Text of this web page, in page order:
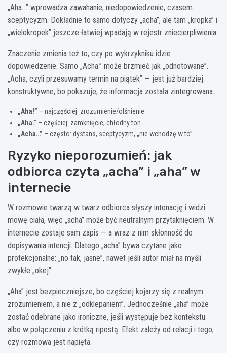
„Aha…” wprowadza zawahanie, niedopowiedzenie, czasem
sceptycyzm. Dokładnie to samo dotyczy „acha”, ale tam „kropka” i
„wielokropek” jeszcze łatwiej wpadają w rejestr zniecierpliwienia.
Znaczenie zmienia też to, czy po wykrzykniku idzie
dopowiedzenie. Samo „Acha.” może brzmieć jak „odnotowane”.
„Acha, czyli przesuwamy termin na piątek” — jest już bardziej
konstruktywne, bo pokazuje, że informacja została zintegrowana.
„Aha!” – najczęściej: zrozumienie/olśnienie.
„Aha.” – częściej: zamknięcie, chłodny ton.
„Acha…” – często: dystans, sceptycyzm, „nie wchodzę w to”.
Ryzyko nieporozumień: jak
odbiorca czyta „acha” i „aha” w
internecie
W rozmowie twarzą w twarz odbiorca słyszy intonację i widzi
mowę ciała, więc „acha” może być neutralnym przytaknięciem. W
internecie zostaje sam zapis — a wraz z nim skłonność do
dopisywania intencji. Dlatego „acha” bywa czytane jako
protekcjonalne: „no tak, jasne”, nawet jeśli autor miał na myśli
zwykłe „okej”.
„Aha” jest bezpieczniejsze, bo częściej kojarzy się z realnym
zrozumieniem, a nie z „odklepaniem”. Jednocześnie „aha” może
zostać odebrane jako ironiczne, jeśli występuje bez kontekstu
albo w połączeniu z krótką ripostą. Efekt zależy od relacji i tego,
czy rozmowa jest napięta.